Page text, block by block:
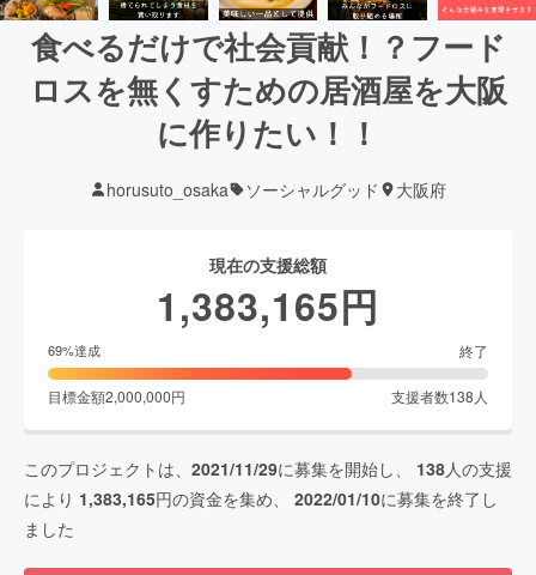
食べるだけで社会貢献！？フード
ロスを無くすための居酒屋を大阪
に作りたい！！
horusuto_osaka ソーシャルグッド 大阪府
現在の支援総額
1,383,165円
69%達成 終了
目標金額2,000,000円 支援者数138 人
このプロジェクトは、 2021/11/29に募集を開始し、 138人の支援
により 1,383,165円の資金を集め、 2022/01/10に募集を終了し
ました